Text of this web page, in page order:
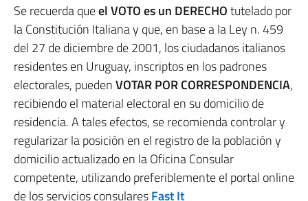
Se recuerda queel VOTO es un DERECHOtutelado por
la Constitución Italiana y que, en base a la Ley n. 459
del 27 de diciembre de 2001, los ciudadanos italianos
residentes en Uruguay, inscriptos en los padrones
electorales, puedenVOTAR POR CORRESPONDENCIA,
recibiendo el material electoral en su domicilio de
residencia. A tales efectos, se recomienda controlar y
regularizar la posición en el registro de la población y
domicilio actualizado en la Oficina Consular
competente, utilizando preferiblemente el portal online
de los servicios consularesFast It